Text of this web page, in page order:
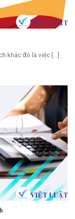
khác đó là việc [...]